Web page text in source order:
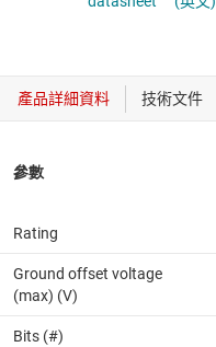
Rating
Ground offset voltage
(max) (V)
Bits (#)